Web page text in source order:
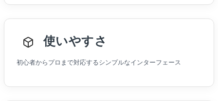
使いやすさ
初心者からプロまで対応するシンプルなインターフェース